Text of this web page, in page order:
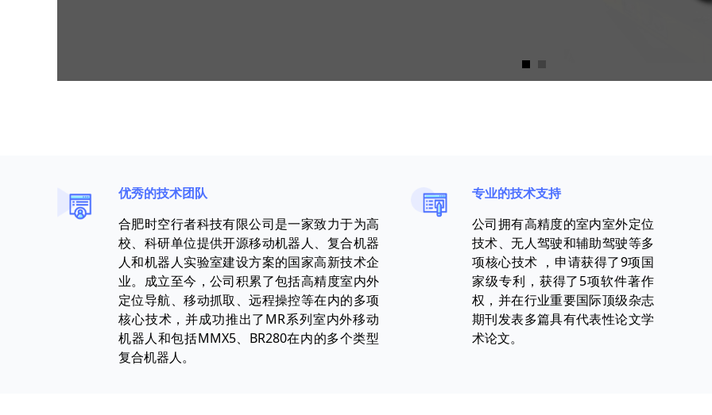
优秀的技术团队
合肥时空行者科技有限公司是一家致力于为高
校、科研单位提供开源移动机器人、复合机器
人和机器人实验室建设方案的国家高新技术企
业。成立至今，公司积累了包括高精度室内外
定位导航、移动抓取、远程操控等在内的多项
核心技术，并成功推出了MR系列室内外移动
机器人和包括MMX5、BR280在内的多个类型
复合机器人。
专业的技术支持
公司拥有高精度的室内室外定位
技术、无人驾驶和辅助驾驶等多
项核心技术 ，申请获得了9项国
家级专利，获得了5项软件著作
权，并在行业重要国际顶级杂志
期刊发表多篇具有代表性论文学
术论文。